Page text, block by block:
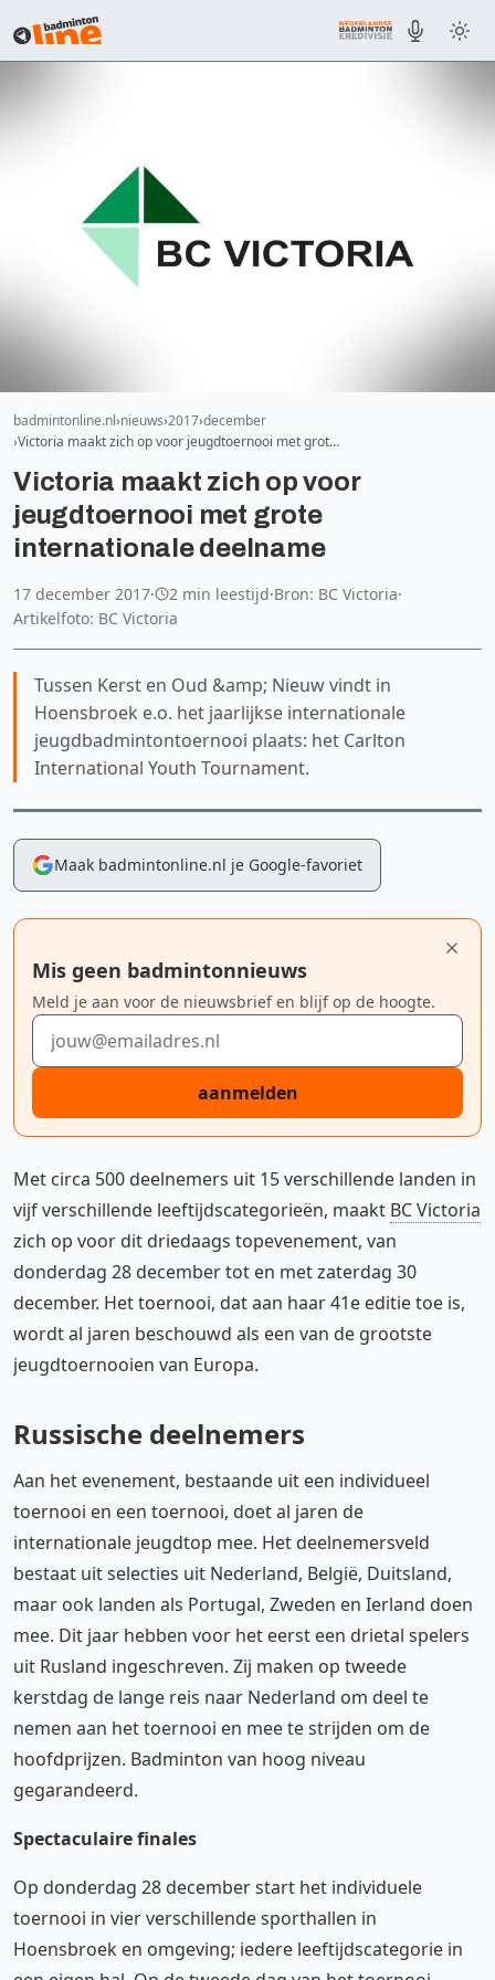
badmintonline.nl nieuws 2017 december
Victoria maakt zich op voor jeugdtoernooi met grot…
Victoria maakt zich op voor
jeugdtoernooi met grote
internationale deelname
17 december 2017· 2 min leestijd·Bron: BC Victoria·
Artikelfoto: BC Victoria
Tussen Kerst en Oud &amp; Nieuw vindt in
Hoensbroek e.o. het jaarlijkse internationale
jeugdbadmintontoernooi plaats: het Carlton
International Youth Tournament.
Maak badmintonline.nl je Google-favoriet
Mis geen badmintonnieuws
Meld je aan voor de nieuwsbrief en blijf op de hoogte.
E-mailadres
aanmelden
Met circa 500 deelnemers uit 15 verschillende landen in
vijf verschillende leeftijdscategorieën, maakt BC Victoria
zich op voor dit driedaags topevenement, van
donderdag 28 december tot en met zaterdag 30
december. Het toernooi, dat aan haar 41e editie toe is,
wordt al jaren beschouwd als een van de grootste
jeugdtoernooien van Europa.
Russische deelnemers
Aan het evenement, bestaande uit een individueel
toernooi en een toernooi, doet al jaren de
internationale jeugdtop mee. Het deelnemersveld
bestaat uit selecties uit Nederland, België, Duitsland,
maar ook landen als Portugal, Zweden en Ierland doen
mee. Dit jaar hebben voor het eerst een drietal spelers
uit Rusland ingeschreven. Zij maken op tweede
kerstdag de lange reis naar Nederland om deel te
nemen aan het toernooi en mee te strijden om de
hoofdprijzen. Badminton van hoog niveau
gegarandeerd.
Spectaculaire finales
Op donderdag 28 december start het individuele
toernooi in vier verschillende sporthallen in
Hoensbroek en omgeving; iedere leeftijdscategorie in